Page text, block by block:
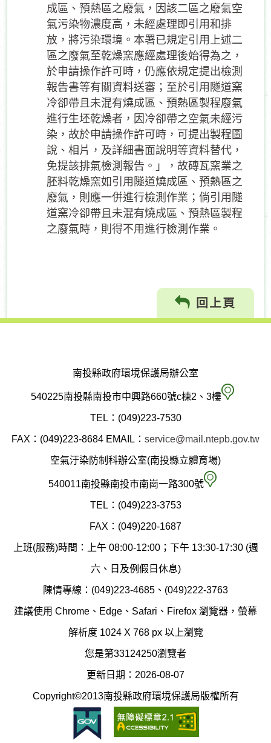
成區、預熱區之廢氣，因該二區之廢氣空
氣污染物濃度高，未經處理即引用和排
放，將污染環境。本署已規定引用上述二
區之廢氣至乾燥窯應經處理後始得為之，
於申請操作許可時，仍應依規定提出檢測
報告書等有關資料送審；至於引用隧道窯
冷卻帶且未混有燒成區、預熱區製程廢氣
進行生坯乾燥者，因冷卻帶之空氣未經污
染，故於申請操作許可時，可提出製程圖
說、相片，及詳細書面說明等資料替代，
免提該排氣檢測報告。」，故磚瓦窯業之
胚料乾燥窯如引用隧道燒成區、預熱區之
廢氣，則應一併進行檢測作業；倘引用隧
道窯冷卻帶且未混有燒成區、預熱區製程
之廢氣時，則得不用進行檢測作業。
回上頁
南投縣政府環境保護局辦公室
540225南投縣南投市中興路660號c棟2、3樓 南
縣
保
局
圖
TEL：(049)223-7530
FAX：(049)223-8684 EMAIL： service@mail.ntepb.gov.tw
空氣汙染防制科辦公室(南投縣立體育場)
540011南投縣南投市南崗一路300號 空
染
制
科
(南
TEL：(049)223-3753
FAX：(049)220-1687
上班(服務)時間：上午 08:00-12:00；下午 13:30-17:30 (週
六、日及例假日休息)
陳情專線：(049)223-4685、(049)222-3763
建議使用 Chrome、Edge、Safari、Firefox 瀏覽器，螢幕
解析度 1024 X 768 px 以上瀏覽
您是第33124250瀏覽者
更新日期：2026-08-07
Copyright©2013南投縣政府環境保護局版權所有